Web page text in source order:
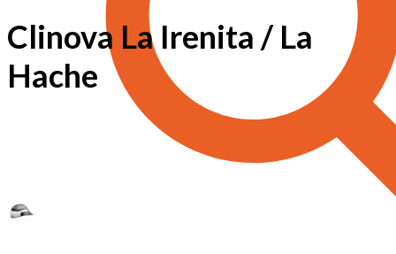
Clinova La Irenita / La
Hache